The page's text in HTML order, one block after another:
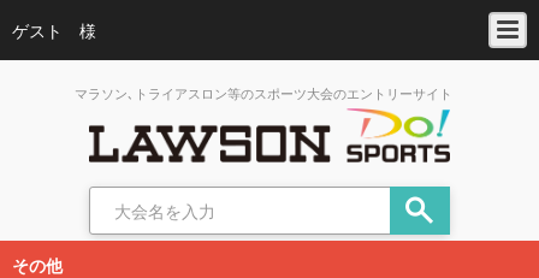
ゲスト 様
マラソン､トライアスロン等のスポーツ大会のエントリーサイト
その他